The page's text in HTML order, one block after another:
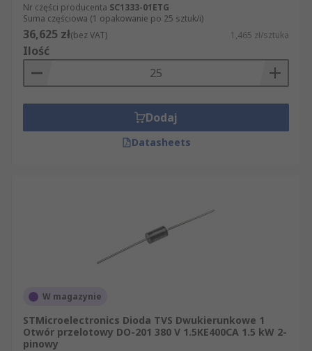
Nr części producenta SC1333-01ETG
Suma częściowa (1 opakowanie po 25 sztuk/i)
36,625 zł(bez VAT) 1,465 zł/sztuka
Ilość
Dodaj
Datasheets
W magazynie
STMicroelectronics Dioda TVS Dwukierunkowe 1
Otwór przelotowy DO-201 380 V 1.5KE400CA 1.5 kW 2-
pinowy